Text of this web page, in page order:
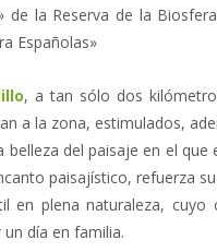
de la Reserva de la
Españolas»
, a tan sólo dos
a la zona, estimulados,
del paisaje en el
paisajístico, refuerza
en plena naturaleza,
día en familia.